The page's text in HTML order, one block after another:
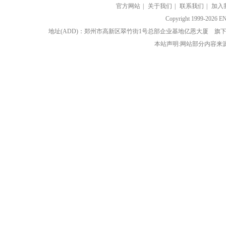
官方网站 关于我们 联系我们
加入
Copyright 1999-2026
地址(ADD)：郑州市高新区翠竹街1号总部企业基地亿恩大厦 旗
本站声明:网站部分内容来